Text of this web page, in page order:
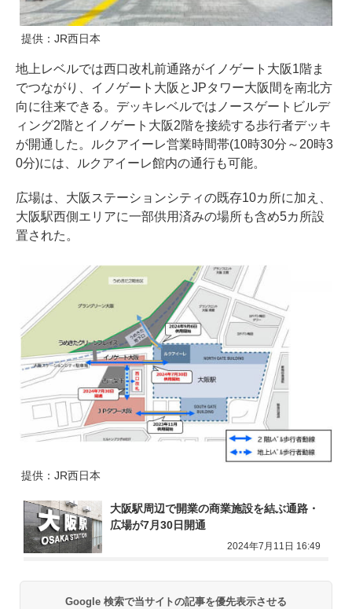
提供：JR西日本
地上レベルでは西口改札前通路がイノゲート大阪1階ま
でつながり、イノゲート大阪とJPタワー大阪間を南北方
向に往来できる。デッキレベルではノースゲートビルデ
ィング2階とイノゲート大阪2階を接続する歩行者デッキ
が開通した。ルクアイーレ営業時間帯(10時30分～20時3
0分)には、ルクアイーレ館内の通行も可能。
広場は、大阪ステーションシティの既存10カ所に加え、
大阪駅西側エリアに一部供用済みの場所も含め5カ所設
置された。
提供：JR西日本
大阪駅周辺で開業の商業施設を結ぶ通路・
広場が7月30日開通
2024年7月11日 16:49
Google 検索で当サイトの記事を優先表示させる